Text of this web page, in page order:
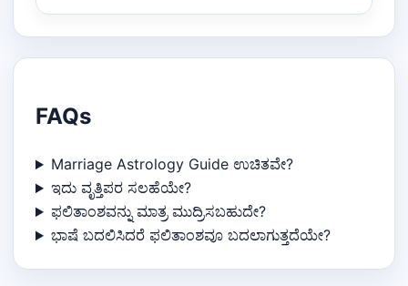
FAQs
Marriage Astrology Guide ಉಚಿತವೇ?
ಇದು ವೃತ್ತಿಪರ ಸಲಹೆಯೇ?
ಫಲಿತಾಂಶವನ್ನು ಮಾತ್ರ ಮುದ್ರಿಸಬಹುದೇ?
ಭಾಷೆ ಬದಲಿಸಿದರೆ ಫಲಿತಾಂಶವೂ ಬದಲಾಗುತ್ತದೆಯೇ?